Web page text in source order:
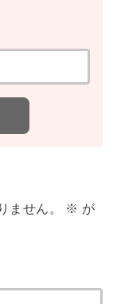
ません。 ※ が